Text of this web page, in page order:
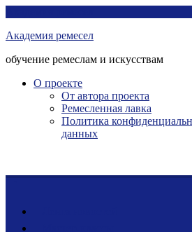
контенту
Академия ремесел
обучение ремеслам и искусствам
О проекте
От автора проекта
Ремесленная лавка
Политика
данных